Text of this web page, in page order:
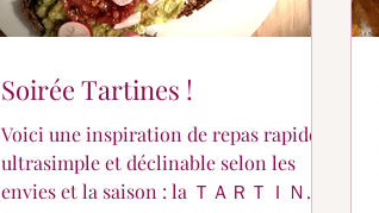
Soirée Tartines !
Voici une inspiration de repas rapide,
ultrasimple et déclinable selon les
envies et la saison : la ＴＡＲＴＩＮＥ